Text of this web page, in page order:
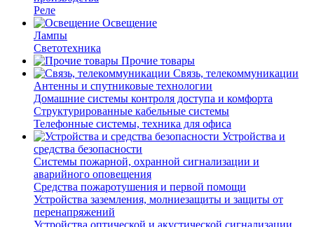
Реле
Освещение
Лампы
Светотехника
Прочие товары
Связь, телекоммуникации
Антенны и спутниковые технологии
Домашние системы контроля доступа и комфорта
Структурированные кабельные системы
Телефонные системы, техника для офиса
Устройства и
средства безопасности
Системы пожарной, охранной сигнализации и
аварийного оповещения
Средства пожаротушения и первой помощи
Устройства заземления, молниезащиты и защиты от
перенапряжений
Устройства оптической и акустической сигнализации